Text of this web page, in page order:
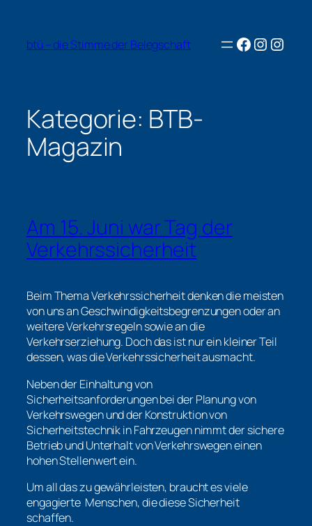
springen
btü – die Stimme der Belegschaft Facebook
Kategorie: BTB-
Magazin
Am 15. Juni war Tag der
Verkehrssicherheit
Beim Thema Verkehrssicherheit denken die meisten
von uns an Geschwindigkeitsbegrenzungen oder an
weitere Verkehrsregeln sowie an die
Verkehrserziehung. Doch das ist nur ein kleiner Teil
dessen, was die Verkehrssicherheit ausmacht.
Neben der Einhaltung von
Sicherheitsanforderungen bei der Planung von
Verkehrswegen und der Konstruktion von
Sicherheitstechnik in Fahrzeugen nimmt der sichere
Betrieb und Unterhalt von Verkehrswegen einen
hohen Stellenwert ein.
Um all das zu gewährleisten, braucht es viele
engagierte Menschen, die diese Sicherheit
schaffen.